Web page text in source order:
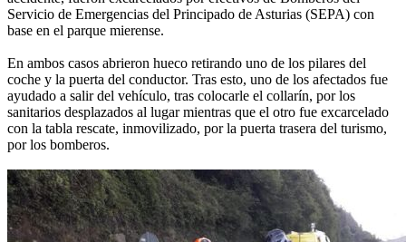
Servicio de Emergencias del Principado de Asturias (SEPA) con
base en el parque mierense.
En ambos casos abrieron hueco retirando uno de los pilares del
coche y la puerta del conductor. Tras esto, uno de los afectados fue
ayudado a salir del vehículo, tras colocarle el collarín, por los
sanitarios desplazados al lugar mientras que el otro fue excarcelado
con la tabla rescate, inmovilizado, por la puerta trasera del turismo,
por los bomberos.